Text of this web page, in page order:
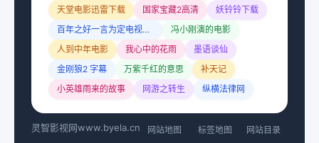
天堂电影迅雷下载
国家宝藏2高清
妖铃铃下载
百年之好一言为定电视剧免费观看达达兔
冯小刚演的电影
人到中年电影
我心中的花雨
墨语谈仙
金刚狼2 字幕
万紫千红的意思
补天记
小英雄雨来的故事
网游之转生 纵横法律网
灵智影视网www.byela.cn 网站地图 标签地图 网站目录